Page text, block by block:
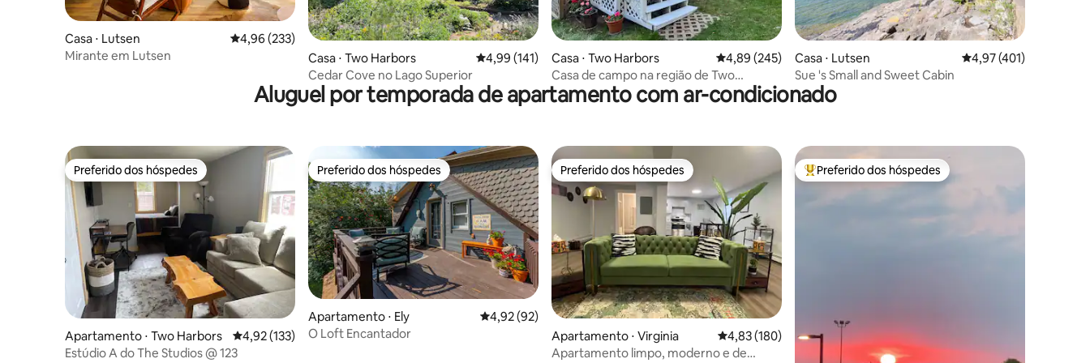
Casa ⋅ Lutsen 4,96 de uma avaliação média de 5, 233 avaliações
4,96 (233)
Mirante em Lutsen
Casa ⋅ Two Harbors 4,99 de uma avaliação média de 5, 141 avaliações
4,99 (141)
Cedar Cove no Lago Superior
Casa ⋅ Two Harbors 4,89 de uma avaliação média de 5, 245 avaliações
4,89 (245)
Casa de campo na região de Two
Harbors
Casa ⋅ Lutsen 4,97 de uma avaliação
4,97 (401)
Sue 's Small and Sweet Cabin
Aluguel por temporada de apartamento com ar-condicionado
Preferido dos hóspedes
Preferido dos hóspedes
Apartamento ⋅ Two Harbors 4,92 de uma avaliação média de 5, 133 avaliações
4,92 (133)
Estúdio A do The Studios @ 123
Preferido dos hóspedes
Preferido dos hóspedes
Apartamento ⋅ Ely 4,92 de uma avaliação média de 5, 92 avaliações
4,92 (92)
O Loft Encantador
Preferido dos hóspedes
Preferido dos hóspedes
Apartamento ⋅ Virginia 4,83 de uma avaliação média de 5, 180 avaliações
4,83 (180)
Apartamento limpo, moderno e de
Entre os melhores preferidos dos hóspedes
Preferido dos hóspedes